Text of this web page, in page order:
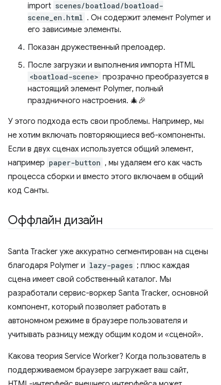
import scenes/boatload/boatload-
scene_en.html . Он содержит элемент Polymer и
его зависимые элементы.
Показан дружественный прелоадер.
После загрузки и выполнения импорта HTML
<boatload-scene> прозрачно преобразуется в
настоящий элемент Polymer, полный
праздничного настроения. 🎄🎉
У этого подхода есть свои проблемы. Например, мы
не хотим включать повторяющиеся веб-компоненты.
Если в двух сценах используется общий элемент,
например paper-button , мы удаляем его как часть
процесса сборки и вместо этого включаем в общий
код Санты.
Оффлайн дизайн
Santa Tracker уже аккуратно сегментирован на сцены
благодаря Polymer и lazy-pages ; плюс каждая
сцена имеет свой собственный каталог. Мы
разработали сервис-воркер Santa Tracker, основной
компонент, который позволяет работать в
автономном режиме в браузере пользователя и
учитывать разницу между общим кодом и «сценой».
Какова теория Service Worker? Когда пользователь в
поддерживаемом браузере загружает ваш сайт,